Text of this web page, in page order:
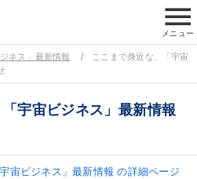
menu
メニュー
ネス」最新情報
ここまで身近な、「宇宙
宇宙ビジネス」最新情報
宙ビジネス」最新情報 の詳細ページ